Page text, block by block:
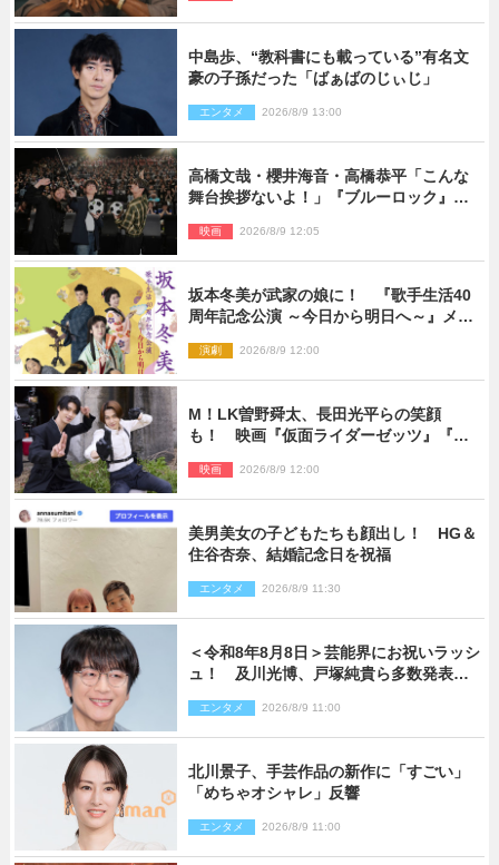
中島歩、“教科書にも載っている”有名文
豪の子孫だった「ばぁばのじぃじ」
エンタメ 2026/8/9 13:00
高橋文哉・櫻井海音・高橋恭平「こんな
舞台挨拶ないよ！」『ブルーロック』自
映画 2026/8/9 12:05
坂本冬美が武家の娘に！ 『歌手生活40
周年記念公演 ～今日から明日へ～』メイ
演劇 2026/8/9 12:00
M！LK曽野舜太、長田光平らの笑顔
も！ 映画『仮面ライダーゼッツ』『超
ショット到着
映画 2026/8/9 12:00
美男美女の子どもたちも顔出し！ HG＆
住谷杏奈、結婚記念日を祝福
エンタメ 2026/8/9 11:30
＜令和8年8月8日＞芸能界にお祝いラッシ
ュ！ 及川光博、戸塚純貴ら多数発表結
エンタメ 2026/8/9 11:00
北川景子、手芸作品の新作に「すごい」
「めちゃオシャレ」反響
エンタメ 2026/8/9 11:00